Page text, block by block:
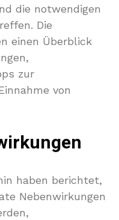
die notwendigen
Die
einen Überblick
zur
von
haben berichtet,
Nebenwirkungen